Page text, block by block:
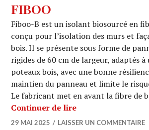
FIBOO
Fiboo-B est un isolant biosourcé en
conçu pour l’isolation des murs et
bois. Il se présente sous forme de
rigides de 60 cm de largeur, adaptés
poteaux bois, avec une bonne
maintien du panneau et limite le
Le fabricant met en avant la fibre de
Continuer de lireFIBOO
29 MAI 2025 LAISSER UN COMMENTAIRE